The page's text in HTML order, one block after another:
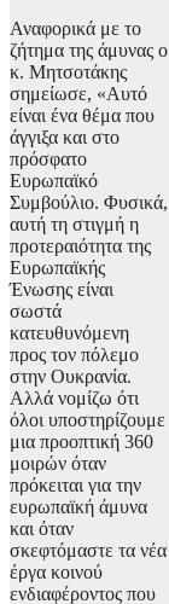
Αναφορικά με το
ζήτημα της άμυνας ο
κ. Μητσοτάκης
σημείωσε, «Αυτό
είναι ένα θέμα που
άγγιξα και στο
πρόσφατο
Ευρωπαϊκό
Συμβούλιο. Φυσικά,
αυτή τη στιγμή η
προτεραιότητα της
Ευρωπαϊκής
Ένωσης είναι
σωστά
κατευθυνόμενη
προς τον πόλεμο
στην Ουκρανία.
Αλλά νομίζω ότι
όλοι υποστηρίζουμε
μια προοπτική 360
μοιρών όταν
πρόκειται για την
ευρωπαϊκή άμυνα
και όταν
σκεφτόμαστε τα νέα
έργα κοινού
ενδιαφέροντος που